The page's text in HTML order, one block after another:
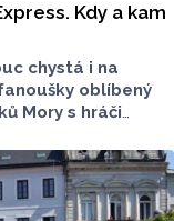
Kdy a kam
chystá i na
oblíbený
Mory s hráči
bude cílovou
v O2 aréně